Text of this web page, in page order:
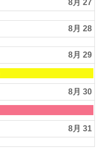
8月 27
8月 28
8月 29
8月 30
8月 31